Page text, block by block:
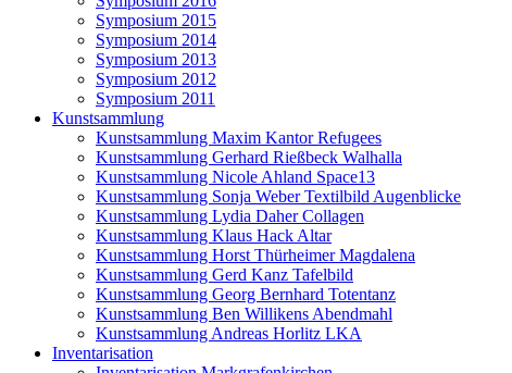
Symposium 2015
Symposium 2014
Symposium 2013
Symposium 2012
Symposium 2011
Kunstsammlung
Kunstsammlung Maxim Kantor Refugees
Kunstsammlung Gerhard Rießbeck Walhalla
Kunstsammlung Nicole Ahland Space13
Kunstsammlung Sonja Weber Textilbild Augenblicke
Kunstsammlung Lydia Daher Collagen
Kunstsammlung Klaus Hack Altar
Kunstsammlung Horst Thürheimer Magdalena
Kunstsammlung Gerd Kanz Tafelbild
Kunstsammlung Georg Bernhard Totentanz
Kunstsammlung Ben Willikens Abendmahl
Kunstsammlung Andreas Horlitz LKA
Inventarisation